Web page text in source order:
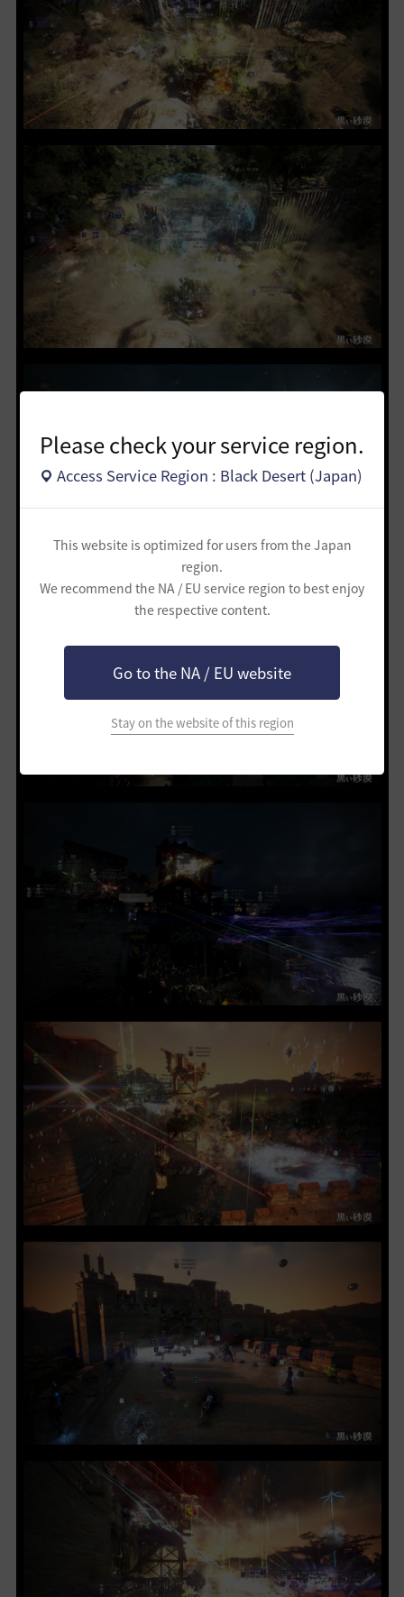
Please check your service region.
Access Service Region : Black Desert (Japan)
This website is optimized for users from the Japan
region.
We recommend the NA / EU service region to best enjoy
the respective content.
Go to the NA / EU website
Stay on the website of this region